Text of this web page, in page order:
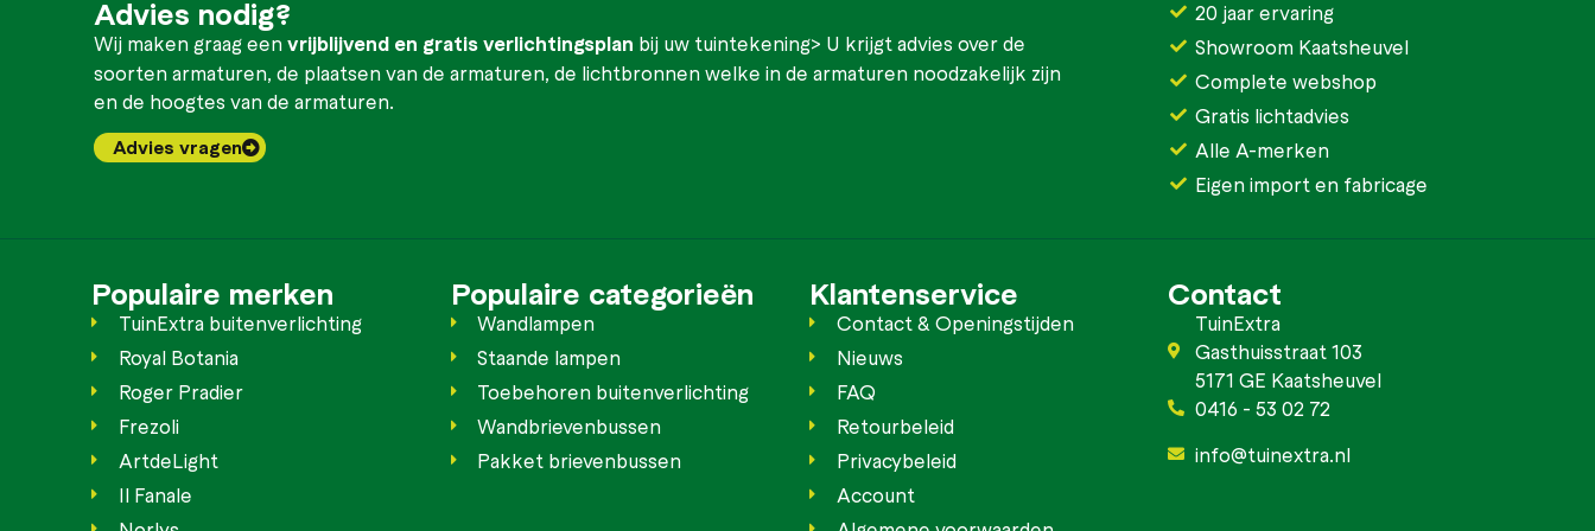
Advies nodig?
Wij maken graag eenvrijblijvend en gratis verlichtingsplan bij uw tuintekening> U krijgt advies over de
soorten armaturen, de plaatsen van de armaturen, de lichtbronnen welke in de armaturen noodzakelijk zijn
en de hoogtes van de armaturen.
Advies vragen
20 jaar ervaring
Showroom Kaatsheuvel
Complete webshop
Gratis lichtadvies
Alle A-merken
Eigen import en fabricage
Populaire merken
TuinExtra buitenverlichting
Royal Botania
Roger Pradier
Frezoli
ArtdeLight
Il Fanale
Populaire categorieën
Wandlampen
Staande lampen
Toebehoren buitenverlichting
Wandbrievenbussen
Pakket brievenbussen
Klantenservice
Contact & Openingstijden
Nieuws
FAQ
Retourbeleid
Privacybeleid
Account
Contact
TuinExtra
Gasthuisstraat 103
5171 GE Kaatsheuvel
0416 - 53 02 72
info@tuinextra.nl